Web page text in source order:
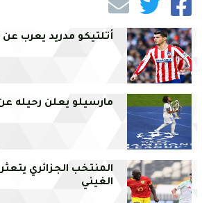
أتلتيكو مدريد يعرب عن
مارسيلو يعلن رحيله
المنتخب الجزائري
الغيني